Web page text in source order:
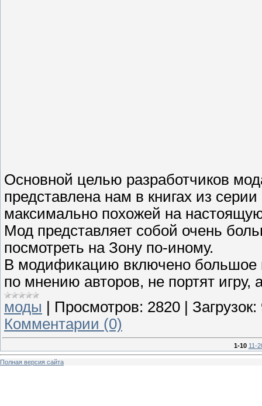
Основной целью разработчиков
представлена нам в книгах из
максимально похожей на
Мод представляет собой очень
посмотреть на Зону по-иному.
В модификацию включено большое
по мнению авторов, не портят
моды
Просмотров: 2820 Загрузок:
Комментарии (0)
1-10 11-
Полная версия сайта